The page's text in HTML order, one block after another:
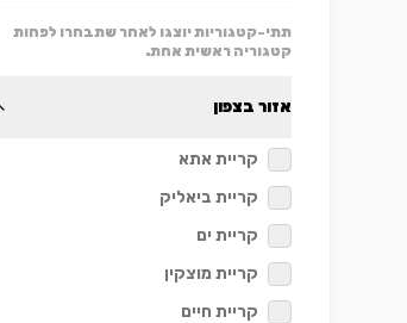
תתי-קטגוריות יוצגו לאחר שתבחרו לפחות
קטגוריה ראשית אחת.
אזור בצפון
קריית אתא
קריית ביאליק
קריית ים
קריית מוצקין
קריית חיים